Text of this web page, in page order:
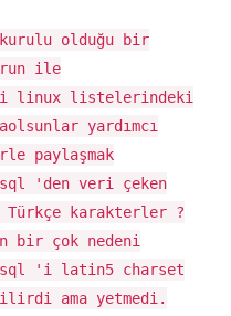
PROBLEMI
IÇIN
olduğu bir
ile
linux listelerindeki
yardımcı
paylaşmak
'den veri çeken
Türkçe karakterler ?
bir çok nedeni
'i latin5 charset
ama yetmedi.